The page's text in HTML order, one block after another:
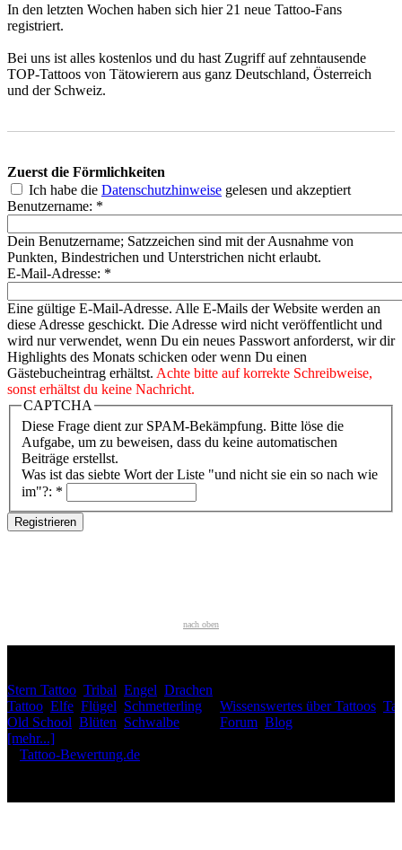
In den letzten Wochen haben sich hier 21 neue Tattoo-Fans
registriert.
Bei uns ist alles kostenlos und du hast Zugriff auf zehntausende
TOP-Tattoos von Tätowierern aus ganz Deutschland, Österreich
und der Schweiz.
Zuerst die Förmlichkeiten
Ich habe die Datenschutzhinweise gelesen und akzeptiert
Benutzername: *
Dein Benutzername; Satzzeichen sind mit der Ausnahme von
Punkten, Bindestrichen und Unterstrichen nicht erlaubt.
E-Mail-Adresse: *
Eine gültige E-Mail-Adresse. Alle E-Mails der Website werden an
diese Adresse geschickt. Die Adresse wird nicht veröffentlicht und
wird nur verwendet, wenn Du ein neues Passwort anforderst, wir dir
Highlights des Monats schicken oder wenn Du einen
Gästebucheintrag erhältst. Achte bitte auf korrekte Schreibweise,
sonst erhältst du keine Nachricht.
CAPTCHA
Diese Frage dient zur SPAM-Bekämpfung. Bitte löse die
Aufgabe, um zu beweisen, dass du keine automatischen
Beiträge erstellst.
Was ist das siebte Wort der Liste "und nicht sie ein so nach wie
im"?: *
nach oben
Stern Tattoo Tribal Engel Drachen
Tattoo Elfe Flügel Schmetterling
Old School Blüten Schwalbe
[mehr...]
Wissenswertes über Tattoos
Forum Blog
Tattoo-Bewertung.de